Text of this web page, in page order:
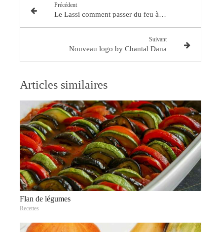
Précédent
Le Lassi comment passer du feu à la douceur
Suivant
Nouveau logo by Chantal Dana
Articles similaires
Flan de légumes
Recettes